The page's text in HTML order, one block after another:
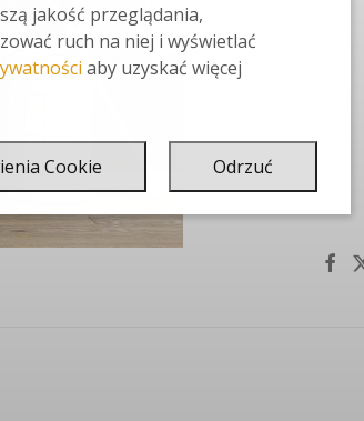
jakość przeglądania,
ruch na niej i wyświetlać
aby uzyskać więcej
Cookie Odrzuć